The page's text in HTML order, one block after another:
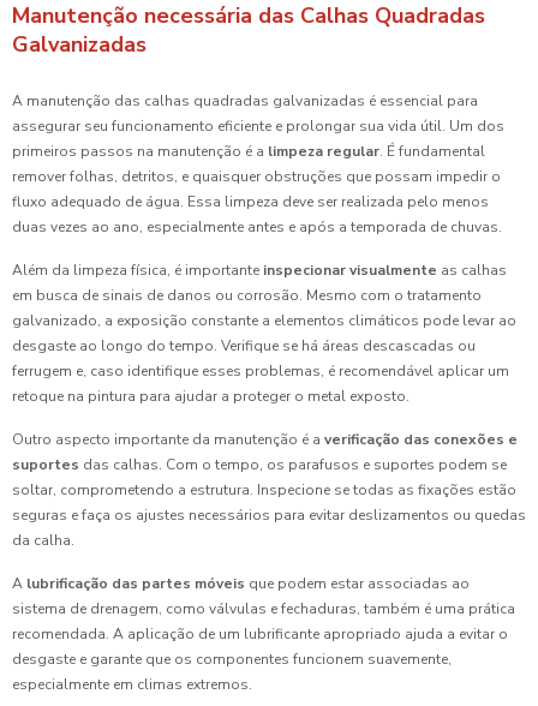
Manutenção necessária das Calhas Quadradas
Galvanizadas
A manutenção das calhas quadradas galvanizadas é essencial para
assegurar seu funcionamento eficiente e prolongar sua vida útil. Um dos
primeiros passos na manutenção é a limpeza regular. É fundamental
remover folhas, detritos, e quaisquer obstruções que possam impedir o
fluxo adequado de água. Essa limpeza deve ser realizada pelo menos
duas vezes ao ano, especialmente antes e após a temporada de chuvas.
Além da limpeza física, é importante inspecionar visualmente as calhas
em busca de sinais de danos ou corrosão. Mesmo com o tratamento
galvanizado, a exposição constante a elementos climáticos pode levar ao
desgaste ao longo do tempo. Verifique se há áreas descascadas ou
ferrugem e, caso identifique esses problemas, é recomendável aplicar um
retoque na pintura para ajudar a proteger o metal exposto.
Outro aspecto importante da manutenção é a verificação das conexões e
suportes das calhas. Com o tempo, os parafusos e suportes podem se
soltar, comprometendo a estrutura. Inspecione se todas as fixações estão
seguras e faça os ajustes necessários para evitar deslizamentos ou quedas
da calha.
A lubrificação das partes móveis que podem estar associadas ao
sistema de drenagem, como válvulas e fechaduras, também é uma prática
recomendada. A aplicação de um lubrificante apropriado ajuda a evitar o
desgaste e garante que os componentes funcionem suavemente,
especialmente em climas extremos.